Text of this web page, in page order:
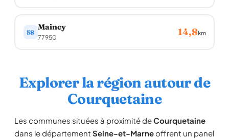
58
Maincy
77950 14,8km
Explorer la région autour de
Courquetaine
Les communes situées à proximité deCourquetaine
dans le département Seine-et-Marneoffrent un panel